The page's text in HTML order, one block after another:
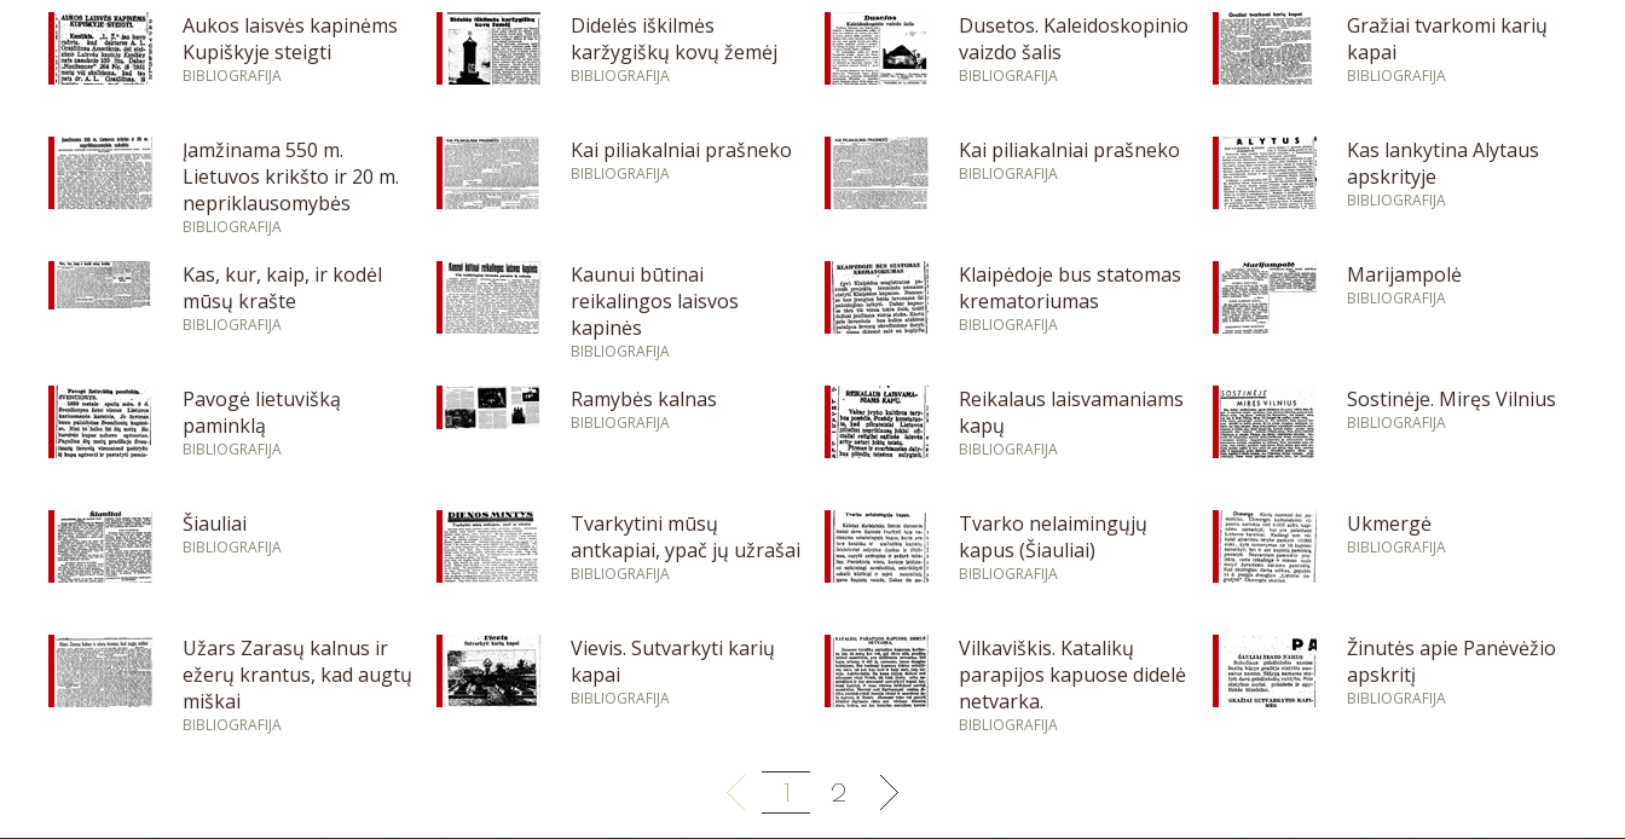
Aukos laisvės kapinėms
Kupiškyje steigti
BIBLIOGRAFIJA
Didelės iškilmės
karžygiškų kovų žemėj
BIBLIOGRAFIJA
Dusetos. Kaleidoskopinio
vaizdo šalis
BIBLIOGRAFIJA
Gražiai tvarkomi karių
kapai
BIBLIOGRAFIJA
Įamžinama 550 m.
Lietuvos krikšto ir 20 m.
nepriklausomybės
sukaktis
BIBLIOGRAFIJA
Kai piliakalniai prašneko
BIBLIOGRAFIJA
Kai piliakalniai prašneko
BIBLIOGRAFIJA
Kas lankytina Alytaus
apskrityje
BIBLIOGRAFIJA
Kas, kur, kaip, ir kodėl
mūsų krašte
BIBLIOGRAFIJA
Kaunui būtinai
reikalingos laisvos
kapinės
BIBLIOGRAFIJA
Klaipėdoje bus statomas
krematoriumas
BIBLIOGRAFIJA
Marijampolė
BIBLIOGRAFIJA
Pavogė lietuvišką
paminklą
BIBLIOGRAFIJA
Ramybės kalnas
BIBLIOGRAFIJA
Reikalaus laisvamaniams
kapų
BIBLIOGRAFIJA
Sostinėje. Miręs Vilnius
BIBLIOGRAFIJA
Šiauliai
BIBLIOGRAFIJA
Tvarkytini mūsų
antkapiai, ypač jų užrašai
BIBLIOGRAFIJA
Tvarko nelaimingųjų
kapus (Šiauliai)
BIBLIOGRAFIJA
Ukmergė
BIBLIOGRAFIJA
Užars Zarasų kalnus ir
ežerų krantus, kad augtų
miškai
BIBLIOGRAFIJA
Vievis. Sutvarkyti karių
kapai
BIBLIOGRAFIJA
Vilkaviškis. Katalikų
parapijos kapuose didelė
netvarka.
BIBLIOGRAFIJA
Žinutės apie Panėvėžio
apskritį
BIBLIOGRAFIJA
1 2